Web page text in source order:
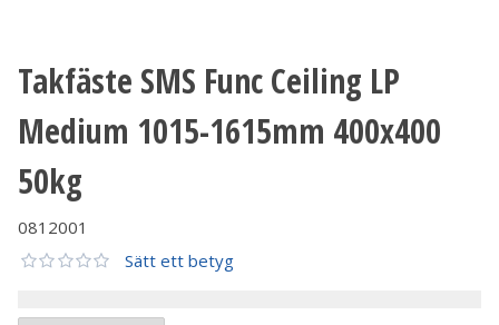
Takfäste SMS Func Ceiling LP
Medium 1015-1615mm 400x400
50kg
0812001
Sätt ett betyg